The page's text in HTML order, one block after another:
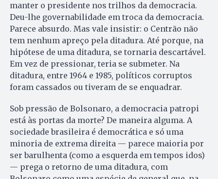
manter o presidente nos trilhos da democracia.
Deu-lhe governabilidade em troca da democracia.
Parece absurdo. Mas vale insistir: o Centrão não
tem nenhum apreço pela ditadura. Até porque, na
hipótese de uma ditadura, se tornaria descartável.
Em vez de pressionar, teria se submeter. Na
ditadura, entre 1964 e 1985, políticos corruptos
foram cassados ou tiveram de se enquadrar.
Sob pressão de Bolsonaro, a democracia patropi
está às portas da morte? De maneira alguma. A
sociedade brasileira é democrática e só uma
minoria de extrema direita — parece maioria por
ser barulhenta (como a esquerda em tempos idos)
— prega o retorno de uma ditadura, com